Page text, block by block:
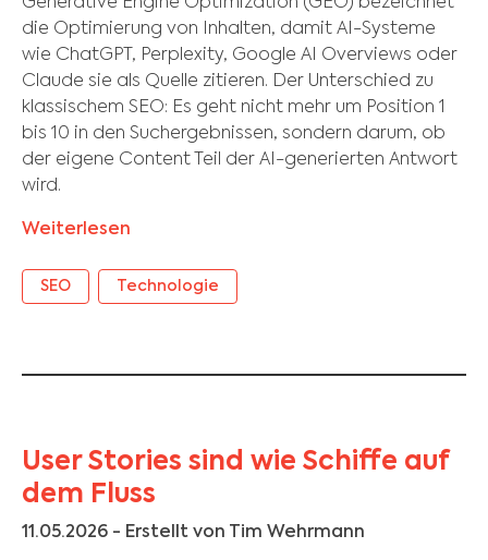
die Optimierung von Inhalten, damit AI-Systeme
wie ChatGPT, Perplexity, Google AI Overviews oder
Claude sie als Quelle zitieren. Der Unterschied zu
klassischem SEO: Es geht nicht mehr um Position 1
bis 10 in den Suchergebnissen, sondern darum, ob
der eigene Content Teil der AI-generierten Antwort
wird.
Weiterlesen
SEO Technologie
User Stories sind wie Schiffe auf
dem Fluss
11.05.2026 - Erstellt von Tim Wehrmann